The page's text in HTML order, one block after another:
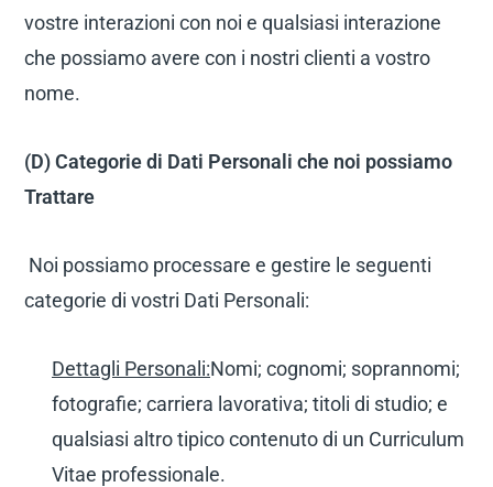
vostre interazioni con noi e qualsiasi interazione
che possiamo avere con i nostri clienti a vostro
nome.
(D) Categorie di Dati Personali che noi possiamo
Trattare
Noi possiamo processare e gestire le seguenti
categorie di vostri Dati Personali:
Dettagli Personali:Nomi; cognomi; soprannomi;
fotografie; carriera lavorativa; titoli di studio; e
qualsiasi altro tipico contenuto di un Curriculum
Vitae professionale.